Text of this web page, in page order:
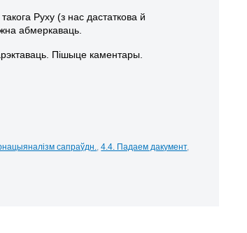
Руху (з нас дастаткова й
абмеркаваць.
Пішыце каментары.
сапраўдн. ,4.4. Падаем дакумент,